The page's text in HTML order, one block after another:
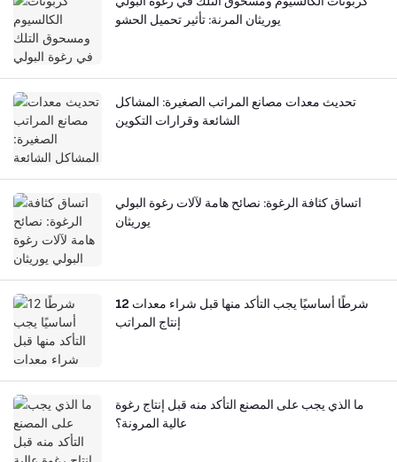
يوريثان المرنة: تأثير تحميل الحشو
تحديث معدات مصانع المراتب الصغيرة: المشاكل
الشائعة وقرارات التكوين
اتساق كثافة الرغوة: نصائح هامة لآلات رغوة البولي
يوريثان
12 شرطًا أساسيًا يجب التأكد منها قبل شراء معدات
إنتاج المراتب
ما الذي يجب على المصنع التأكد منه قبل إنتاج رغوة
عالية المرونة؟